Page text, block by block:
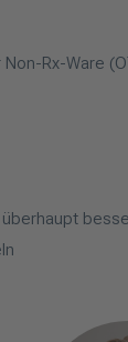
Rx-Ware